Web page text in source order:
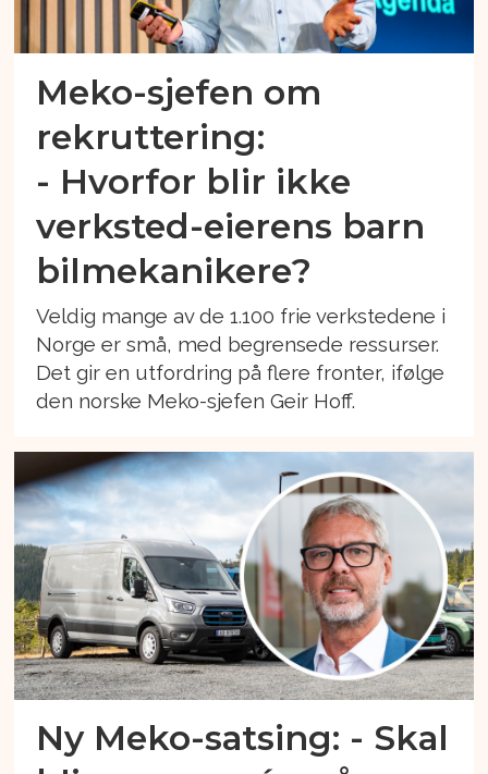
Meko-sjefen om
rekruttering:
- Hvorfor blir ikke
verksted-eierens barn
bilmekanikere?
Veldig mange av de 1.100 frie verkstedene i
Norge er små, med begrensede ressurser.
Det gir en utfordring på flere fronter, ifølge
den norske Meko-sjefen Geir Hoff.
Ny Meko-satsing: - Skal